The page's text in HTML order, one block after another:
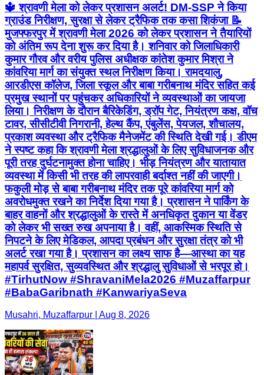
🔱 श्रावणी मेला को लेकर प्रशासन अलर्ट! DM-SSP ने किया
ग्राउंड निरीक्षण, सुरक्षा से लेकर ट्रैफिक तक कसा शिकंजा 📝
मुजफ्फरपुर में श्रावणी मेला 2026 को लेकर प्रशासन ने तैयारियों
को अंतिम रूप देना शुरू कर दिया है। शनिवार को जिलाधिकारी
कुमार गौरव और वरीय पुलिस अधीक्षक कांतेश कुमार मिश्रा ने
कांवरिया मार्ग का संयुक्त स्थल निरीक्षण किया। रामदयालु,
आरडीएस कॉलेज, जिला स्कूल और बाबा गरीबनाथ मंदिर सहित कई
प्रमुख स्थानों पर पहुंचकर अधिकारियों ने व्यवस्थाओं का जायजा
लिया। निरीक्षण के दौरान बैरिकेडिंग, ड्रॉप गेट, नियंत्रण कक्ष, वॉच
टावर, सीसीटीवी निगरानी, हेल्थ कैंप, एंबुलेंस, पेयजल, शौचालय,
प्रकाश व्यवस्था और ट्रैफिक मैनेजमेंट की स्थिति देखी गई। डीएम
ने स्पष्ट कहा कि श्रावणी मेला श्रद्धालुओं के लिए सुविधाजनक और
पूरी तरह दुर्घटनामुक्त होना चाहिए। भीड़ नियंत्रण और यातायात
व्यवस्था में किसी भी तरह की लापरवाही बर्दाश्त नहीं की जाएगी।
फकुली मोड़ से बाबा गरीबनाथ मंदिर तक पूरे कांवरिया मार्ग को
अवरोधमुक्त रखने का निर्देश दिया गया है। प्रशासन ने पार्किंग के
बाहर वाहनों और श्रद्धालुओं के रास्ते में अनधिकृत दुकान या वेंडर
को लेकर भी सख्त रुख अपनाया है। वहीं, आकस्मिक स्थिति से
निपटने के लिए मेडिकल, आपदा प्रबंधन और सुरक्षा तंत्र को भी
अलर्ट रखा गया है। प्रशासन का लक्ष्य साफ है—आस्था का यह
महापर्व सुरक्षित, सुव्यवस्थित और श्रद्धालु सुविधाओं से भरपूर हो।
#TirhutNow #ShravaniMela2026 #Muzaffarpur
#BabaGaribnath #KanwariyaSeva
Musahri, Muzaffarpur | Aug 8, 2026